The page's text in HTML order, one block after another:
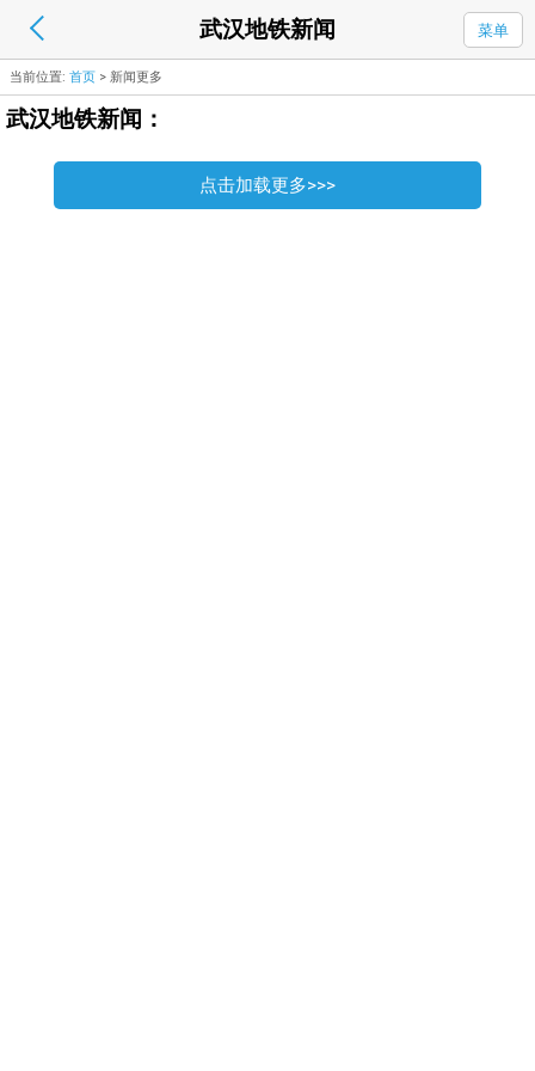
武汉地铁新闻 菜单
当前位置: 首页 > 新闻更多
武汉地铁新闻：
点击加载更多>>>